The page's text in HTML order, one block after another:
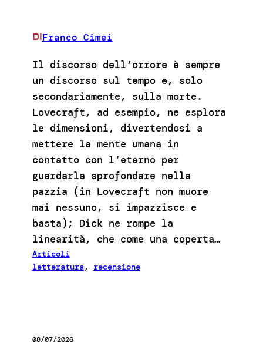
DIFranco Cimei
Il discorso dell’orrore è sempre
un discorso sul tempo e, solo
secondariamente, sulla morte.
Lovecraft, ad esempio, ne esplora
le dimensioni, divertendosi a
mettere la mente umana in
contatto con l’eterno per
guardarla sprofondare nella
pazzia (in Lovecraft non muore
mai nessuno, si impazzisce e
basta); Dick ne rompe la
linearità, che come una coperta…
Articoli
letteratura, recensione
08/07/2026